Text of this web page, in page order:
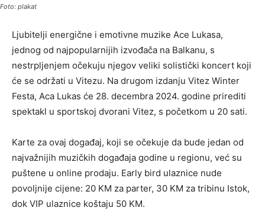
Foto: plakat
Ljubitelji energične i emotivne muzike Ace Lukasa,
jednog od najpopularnijih izvođača na Balkanu, s
nestrpljenjem očekuju njegov veliki solistički koncert koji
će se održati u Vitezu. Na drugom izdanju Vitez Winter
Festa, Aca Lukas će 28. decembra 2024. godine prirediti
spektakl u sportskoj dvorani Vitez, s početkom u 20 sati.
Karte za ovaj događaj, koji se očekuje da bude jedan od
najvažnijih muzičkih događaja godine u regionu, već su
puštene u online prodaju. Early bird ulaznice nude
povoljnije cijene: 20 KM za parter, 30 KM za tribinu Istok,
dok VIP ulaznice koštaju 50 KM.